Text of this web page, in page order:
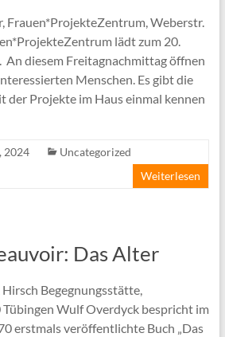
Frauen*ProjekteZentrum, Weberstr.
lädt zum 20.
An diesem Freitagnachmittag öffnen
Menschen. Es gibt die
der Projekte im Haus einmal kennen
2024
Uncategorized
Weiterlesen
Das Alter
Hirsch Begegnungsstätte,
Tübingen Wulf Overdyck bespricht im
erstmals veröffentlichte Buch „Das